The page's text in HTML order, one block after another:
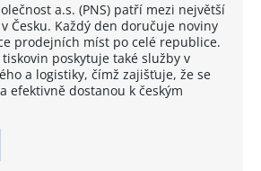
a.s. (PNS) patří mezi největší
Česku. Každý den doručuje noviny
prodejních míst po celé republice.
poskytuje také služby v
a logistiky, čímž zajišťuje, že se
efektivně dostanou k českým